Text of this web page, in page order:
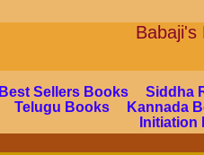
Best Sellers Books
Siddha
Telugu Books
Kannada
Initiation